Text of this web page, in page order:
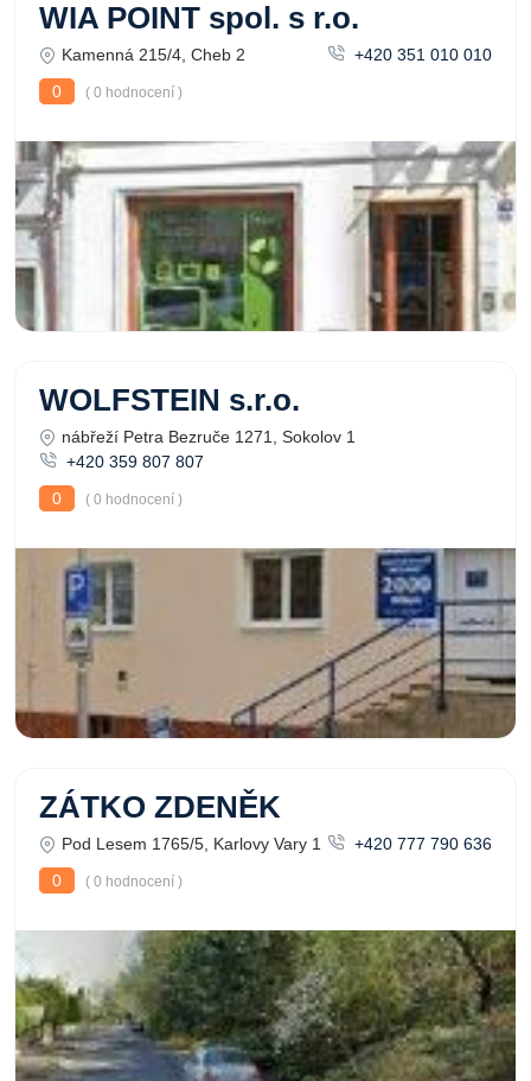
WIA POINT spol. s r.o.
Kamenná 215/4, Cheb 2
+420 351 010 010
0
( 0 hodnocení )
WOLFSTEIN s.r.o.
nábřeží Petra Bezruče 1271, Sokolov 1
+420 359 807 807
0
( 0 hodnocení )
ZÁTKO ZDENĚK
Pod Lesem 1765/5, Karlovy Vary 1
+420 777 790 636
0
( 0 hodnocení )